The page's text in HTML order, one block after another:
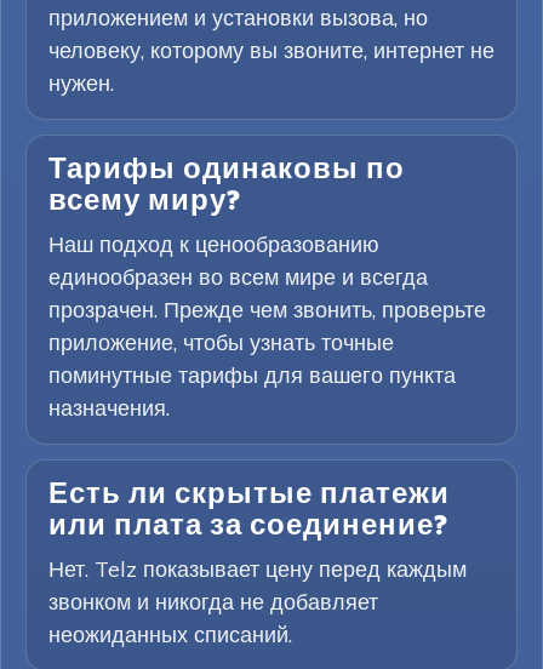
приложением и установки вызова, но
человеку, которому вы звоните, интернет не
нужен.
Тарифы одинаковы по
всему миру?
Наш подход к ценообразованию
единообразен во всем мире и всегда
прозрачен. Прежде чем звонить, проверьте
приложение, чтобы узнать точные
поминутные тарифы для вашего пункта
назначения.
Есть ли скрытые платежи
или плата за соединение?
Нет. Telz показывает цену перед каждым
звонком и никогда не добавляет
неожиданных списаний.